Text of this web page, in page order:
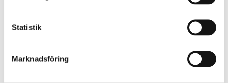
Statistik
Marknadsföring
Besöksadress
Postadress
Box 18, 295 21 Bromölla